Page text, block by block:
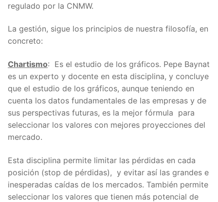
regulado por la CNMW.
La gestión, sigue los principios de nuestra filosofía, en
concreto:
Chartismo: Es el estudio de los gráficos. Pepe Baynat
es un experto y docente en esta disciplina, y concluye
que el estudio de los gráficos, aunque teniendo en
cuenta los datos fundamentales de las empresas y de
sus perspectivas futuras, es la mejor fórmula para
seleccionar los valores con mejores proyecciones del
mercado.
Esta disciplina permite limitar las pérdidas en cada
posición (stop de pérdidas), y evitar así las grandes e
inesperadas caídas de los mercados. También permite
seleccionar los valores que tienen más potencial de